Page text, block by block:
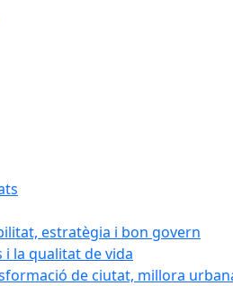
estratègia i bon govern
i la qualitat de vida
de ciutat, millora